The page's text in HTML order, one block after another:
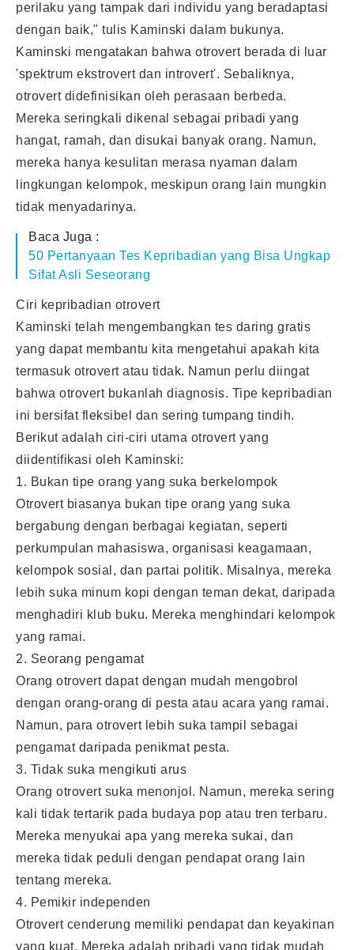
perilaku yang tampak dari individu yang beradaptasi
dengan baik," tulis Kaminski dalam bukunya.
Kaminski mengatakan bahwa otrovert berada di luar
'spektrum ekstrovert dan introvert'. Sebaliknya,
otrovert didefinisikan oleh perasaan berbeda.
Mereka seringkali dikenal sebagai pribadi yang
hangat, ramah, dan disukai banyak orang. Namun,
mereka hanya kesulitan merasa nyaman dalam
lingkungan kelompok, meskipun orang lain mungkin
tidak menyadarinya.
Baca Juga :
50 Pertanyaan Tes Kepribadian yang Bisa Ungkap
Sifat Asli Seseorang
Ciri kepribadian otrovert
Kaminski telah mengembangkan tes daring gratis
yang dapat membantu kita mengetahui apakah kita
termasuk otrovert atau tidak. Namun perlu diingat
bahwa otrovert bukanlah diagnosis. Tipe kepribadian
ini bersifat fleksibel dan sering tumpang tindih.
Berikut adalah ciri-ciri utama otrovert yang
diidentifikasi oleh Kaminski:
1. Bukan tipe orang yang suka berkelompok
Otrovert biasanya bukan tipe orang yang suka
bergabung dengan berbagai kegiatan, seperti
perkumpulan mahasiswa, organisasi keagamaan,
kelompok sosial, dan partai politik. Misalnya, mereka
lebih suka minum kopi dengan teman dekat, daripada
menghadiri klub buku. Mereka menghindari kelompok
yang ramai.
2. Seorang pengamat
Orang otrovert dapat dengan mudah mengobrol
dengan orang-orang di pesta atau acara yang ramai.
Namun, para otrovert lebih suka tampil sebagai
pengamat daripada penikmat pesta.
3. Tidak suka mengikuti arus
Orang otrovert suka menonjol. Namun, mereka sering
kali tidak tertarik pada budaya pop atau tren terbaru.
Mereka menyukai apa yang mereka sukai, dan
mereka tidak peduli dengan pendapat orang lain
tentang mereka.
4. Pemikir independen
Otrovert cenderung memiliki pendapat dan keyakinan
yang kuat. Mereka adalah pribadi yang tidak mudah